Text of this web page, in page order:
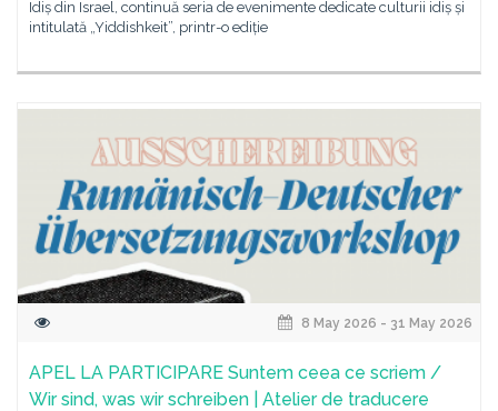
Idiș din Israel, continuă seria de evenimente dedicate culturii idiș și
intitulată „Yiddishkeit”, printr-o ediție
8 May 2026 - 31 May 2026
APEL LA PARTICIPARE Suntem ceea ce scriem /
Wir sind, was wir schreiben | Atelier de traducere